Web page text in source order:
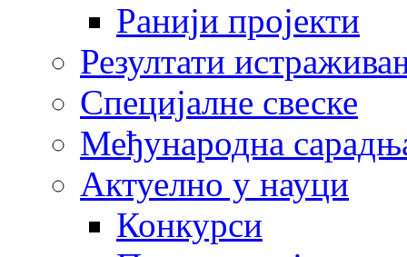
Ранији пројекти
Резултати
Специјалне свеске
Међународна
Актуелно у науци
Конкурси